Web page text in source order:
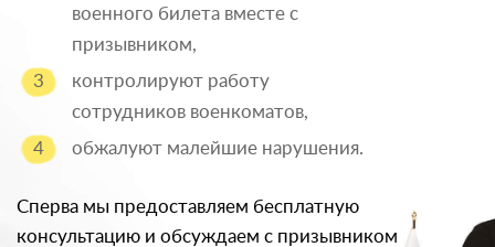
военного билета вместе с
призывником,
контролируют работу
сотрудников военкоматов,
обжалуют малейшие нарушения.
Сперва мы предоставляем бесплатную
консультацию и обсуждаем с призывником